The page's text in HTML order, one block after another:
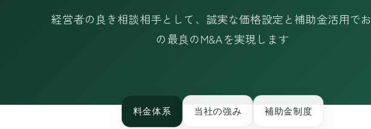
経営者の良き相談相手として、誠実な価格設定と補助金活用で
の最良のM&Aを実現します
料金体系 当社の強み 補助金制度